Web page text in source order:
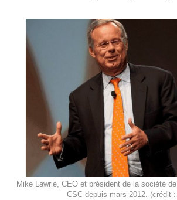
Mike Lawrie, CEO et président de la société
CSC depuis mars 2012. (crédit